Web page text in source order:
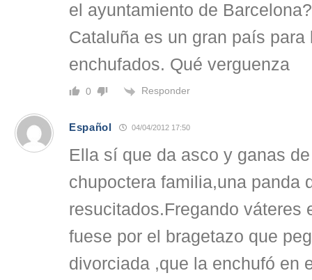
el ayuntamiento de
Cataluña es un gran país para
enchufados. Qué verguenza
0 Responder
Español 04/04/2012 17:50
Ella sí que da asco y ganas
chupoctera familia,una panda
resucitados.Fregando váteres
fuese por el bragetazo que
divorciada ,que la enchufó en